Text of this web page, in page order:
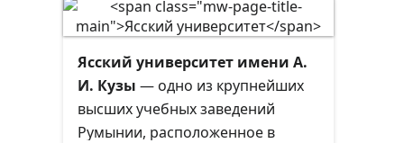
Ясский университет имени А.
И. Кузы — одно из крупнейших
высших учебных заведений
Румынии, расположенное в